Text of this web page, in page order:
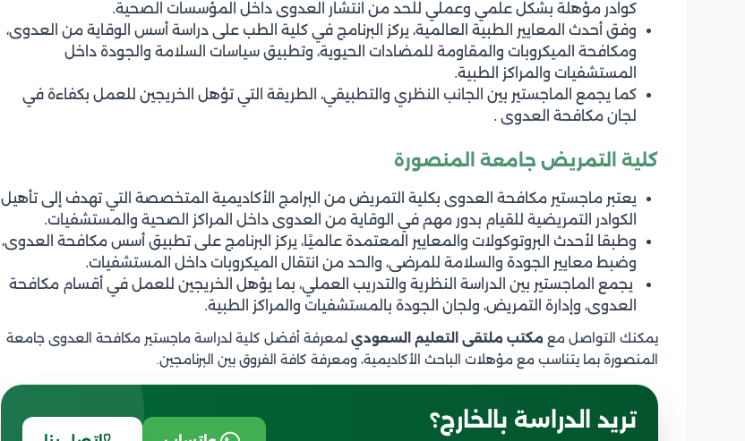
كوادر مؤهلة بشكل علمي وعملي للحد من انتشار العدوى داخل المؤسسات الصحية.
وفق أحدث المعايير الطبية العالمية، يركز البرنامج في كلية الطب على دراسة أسس الوقاية من العدوى،
ومكافحة الميكروبات والمقاومة للمضادات الحيوية، وتطبيق سياسات السلامة والجودة داخل
المستشفيات والمراكز الطبية.
كما يجمع الماجستير بين الجانب النظري والتطبيقي، الطريقة التي تؤهل الخريجين للعمل بكفاءة في
لجان مكافحة العدوى .
كلية التمريض جامعة المنصورة
يعتبر ماجستير مكافحة العدوى بكلية التمريض من البرامج الأكاديمية المتخصصة التي تهدف إلى تأهيل
الكوادر التمريضية للقيام بدور مهم في الوقاية من العدوى داخل المراكز الصحية والمستشفيات.
وطبقا لأحدث البروتوكولات والمعايير المعتمدة عالميًا، يركز البرنامج على تطبيق أسس مكافحة العدوى،
وضبط معايير الجودة والسلامة للمرضى، والحد من انتقال الميكروبات داخل المستشفيات.
يجمع الماجستير بين الدراسة النظرية والتدريب العملي، بما يؤهل الخريجين للعمل في أقسام مكافحة
العدوى، وإدارة التمريض، ولجان الجودة بالمستشفيات والمراكز الطبية.
يمكنك التواصل مع مكتب ملتقى التعليم السعودي لمعرفة أفضل كلية لدراسة ماجستير مكافحة العدوى جامعة
المنصورة بما يتناسب مع مؤهلات الباحث الأكاديمية، ومعرفة كافة الفروق بين البرنامجين.
تريد الدراسة بالخارج؟